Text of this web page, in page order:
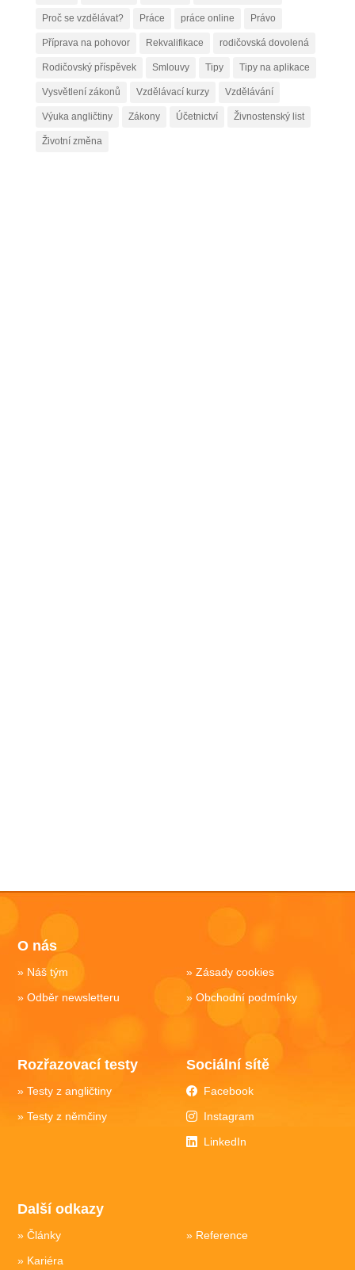
Proč se vzdělávat? Práce práce online Právo
Příprava na pohovor Rekvalifikace rodičovská dovolená
Rodičovský příspěvek Smlouvy Tipy Tipy na aplikace
Vysvětlení zákonů Vzdělávací kurzy Vzdělávání
Výuka angličtiny Zákony Účetnictví Živnostenský list
Životní změna
O nás
Náš tým
Odběr newsletteru
Zásady cookies
Obchodní podmínky
Rozřazovací testy
Testy z angličtiny
Testy z němčiny
Sociální sítě
Facebook
Instagram
LinkedIn
Další odkazy
Články
Kariéra
Reference